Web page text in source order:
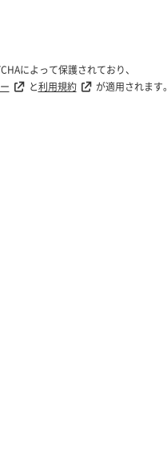
によって保護されており、
と利用規約 が適用されます。